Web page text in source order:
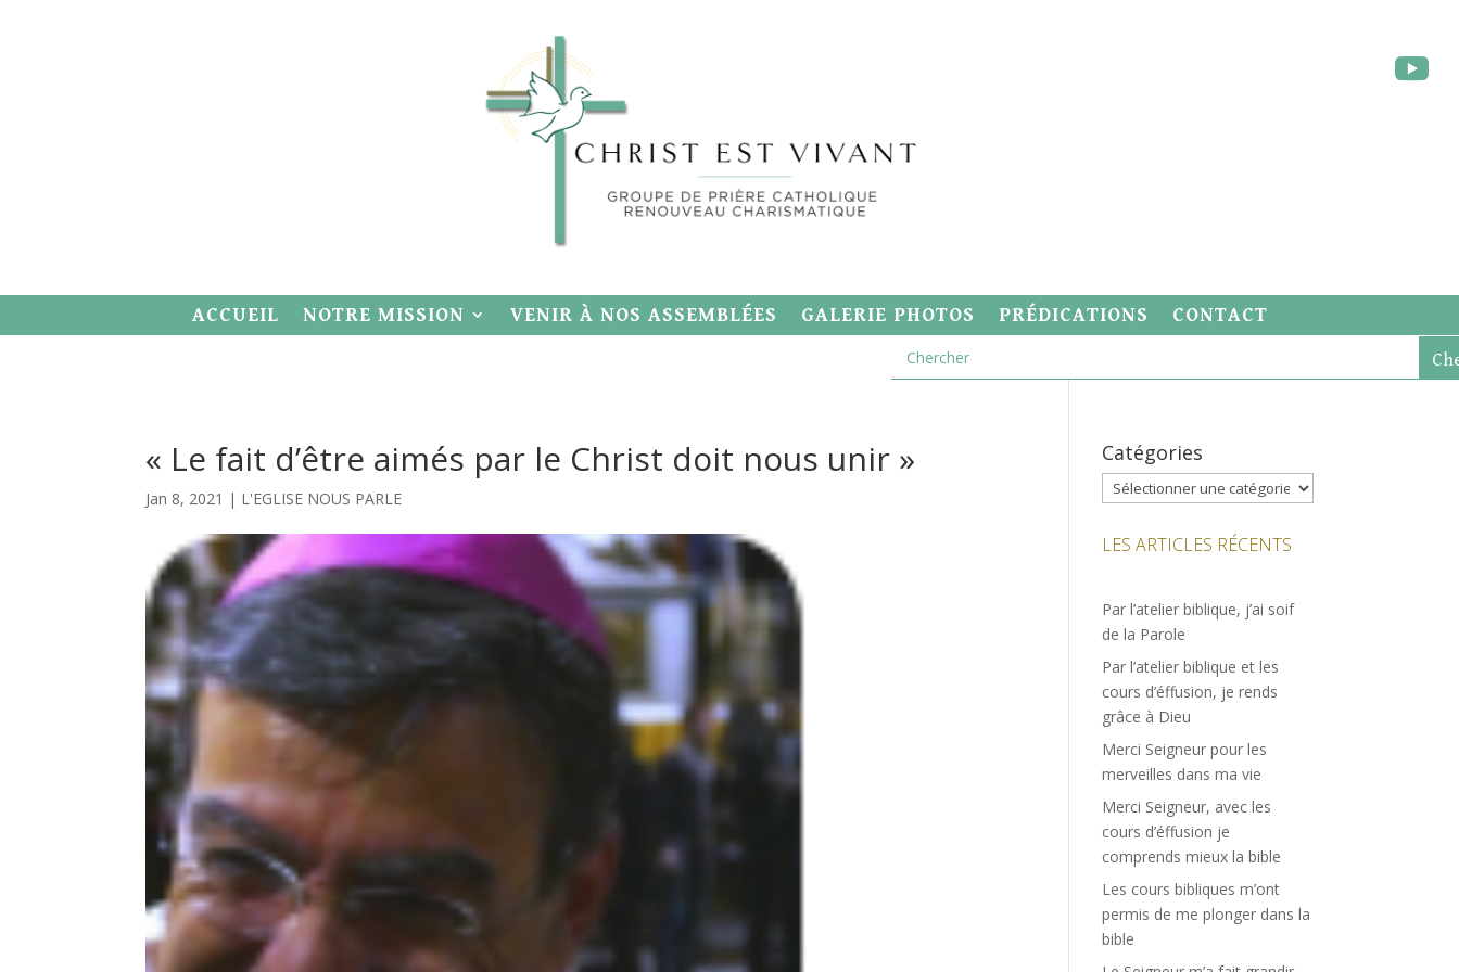
ACCUEIL NOTRE MISSION VENIR À NOS ASSEMBLÉES GALERIE PHOTOS PRÉDICATIONS CONTACT
« Le fait d’être aimés par le Christ doit nous unir »
Jan 8, 2021 | L'EGLISE NOUS PARLE
Catégories
Catégories
LES ARTICLES RÉCENTS
Par l’atelier biblique, j’ai soif
de la Parole
Par l’atelier biblique et les
cours d’éffusion, je rends
grâce à Dieu
Merci Seigneur pour les
merveilles dans ma vie
Merci Seigneur, avec les
cours d’éffusion je
comprends mieux la bible
Les cours bibliques m’ont
permis de me plonger dans la
bible